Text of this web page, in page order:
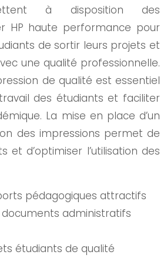
à disposition des
HP haute performance pour
de sortir leurs projets et
une qualité professionnelle.
de qualité est essentiel
des étudiants et faciliter
La mise en place d’un
des impressions permet de
et d’optimiser l’utilisation des
pédagogiques attractifs
administratifs
étudiants de qualité